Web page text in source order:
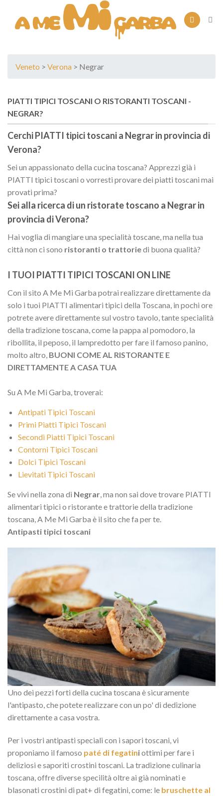
content
Veneto > Verona > Negrar
PIATTI TIPICI TOSCANI O RISTORANTI TOSCANI -
NEGRAR?
Cerchi PIATTI tipici toscani a Negrarin provincia di
Verona?
Sei un appassionato della cucina toscana? Apprezzi già i
PIATTI tipici toscani o vorresti provare dei piatti toscani mai
provati prima?
Sei alla ricerca di un ristorate toscano a Negrarin
provincia diVerona?
Hai voglia di mangiare una specialità toscane, ma nella tua
città non ci sono ristoranti o trattoriedi buona qualità?
I TUOI PIATTI TIPICI TOSCANI ON LINE
Con il sito A Me Mi Garba potrai realizzare direttamente da
solo i tuoi PIATTI alimentari tipici della Toscana, in pochi ore
potrete avere direttamente sul vostro tavolo, tante specialità
della tradizione toscana, come la pappa al pomodoro, la
ribollita, il peposo, il lampredotto per fare il famoso panino,
molto altro, BUONI COME AL RISTORANTE E
DIRETTAMENTE A CASA TUA
Su A Me Mi Garba, troverai:
Antipati Tipici Toscani
Primi Piatti Tipici Toscani
Secondi Piatti Tipici Toscani
Contorni Tipici Toscani
Dolci Tipici Toscani
Lievitati Tipici Toscani
Se vivi nella zona di Negrar , ma non sai dove trovare PIATTI
alimentari tipici o ristorante e trattorie della tradizione
toscana, A Me Mi Garba è il sito che fa per te.
Antipasti tipici toscani
Uno dei pezzi forti della cucina toscana è sicuramente
l'antipasto, che potete realizzare con un po' di dedizione
direttamente a casa vostra.
Per i vostri antipasti speciali con i sapori toscani, vi
proponiamo il famoso paté di fegatiniottimi per fare i
deliziosi e saporiti crostini toscani. La tradizione culinaria
toscana, offre diverse specilità oltre ai già nominati e
blasonati crostini di pat+ di fegatini, come: le bruschette al